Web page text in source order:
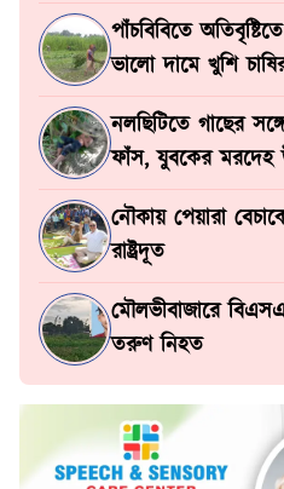
পাঁচবিবিতে
ভালো দামে খুশি
নলছিটিতে গাছের
ফাঁস, যুবকের মরদেহ
নৌকায় পেয়ারা
রাষ্ট্রদূত
মৌলভীবাজারে
তরুণ নিহত